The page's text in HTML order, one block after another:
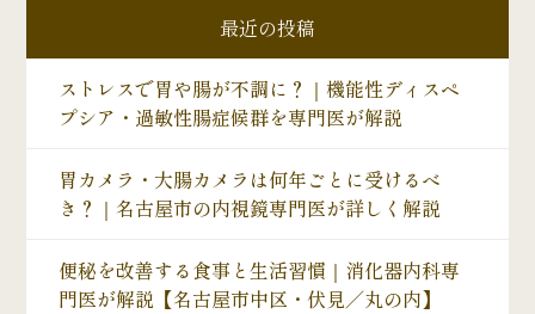
最近の投稿
ストレスで胃や腸が不調に？｜機能性ディスペ
プシア・過敏性腸症候群を専門医が解説
胃カメラ・大腸カメラは何年ごとに受けるべ
き？｜名古屋市の内視鏡専門医が詳しく解説
便秘を改善する食事と生活習慣｜消化器内科専
門医が解説【名古屋市中区・伏見／丸の内】